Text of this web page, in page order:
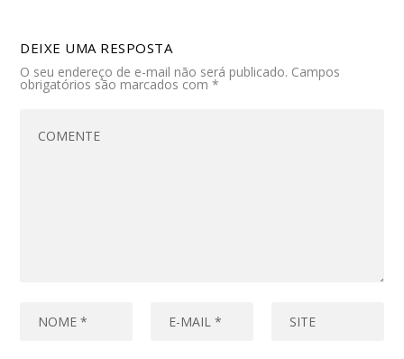
DEIXE UMA RESPOSTA
O seu endereço de e-mail não será publicado. Campos
obrigatórios são marcados com*